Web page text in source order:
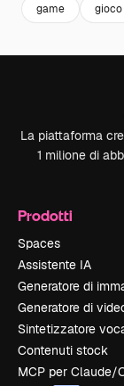
game gioco
La piattaforma
1 milione di
Prodotti
Spaces
Assistente IA
Generatore di
Generatore di
Sintetizzatore
Contenuti stock
MCP per Claude/